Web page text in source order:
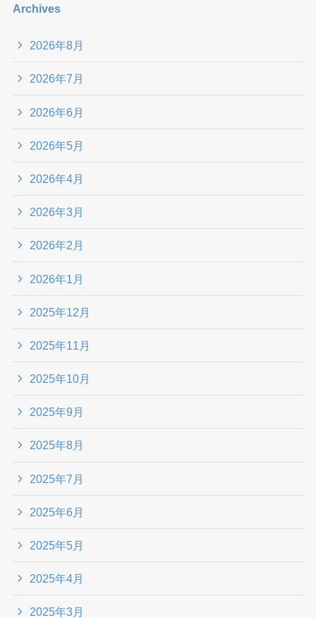
Archives
2026年8月
2026年7月
2026年6月
2026年5月
2026年4月
2026年3月
2026年2月
2026年1月
2025年12月
2025年11月
2025年10月
2025年9月
2025年8月
2025年7月
2025年6月
2025年5月
2025年4月
2025年3月